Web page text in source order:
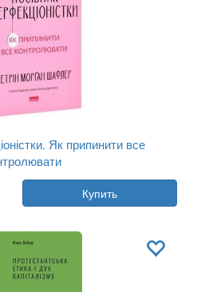
Як припинити все
Кэтрин Шафлер
Наш Формат
Украинский
Купить